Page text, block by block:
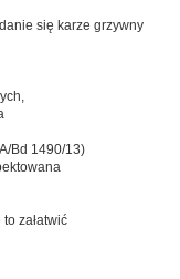
się karze grzywny
Bd 1490/13)
załatwić